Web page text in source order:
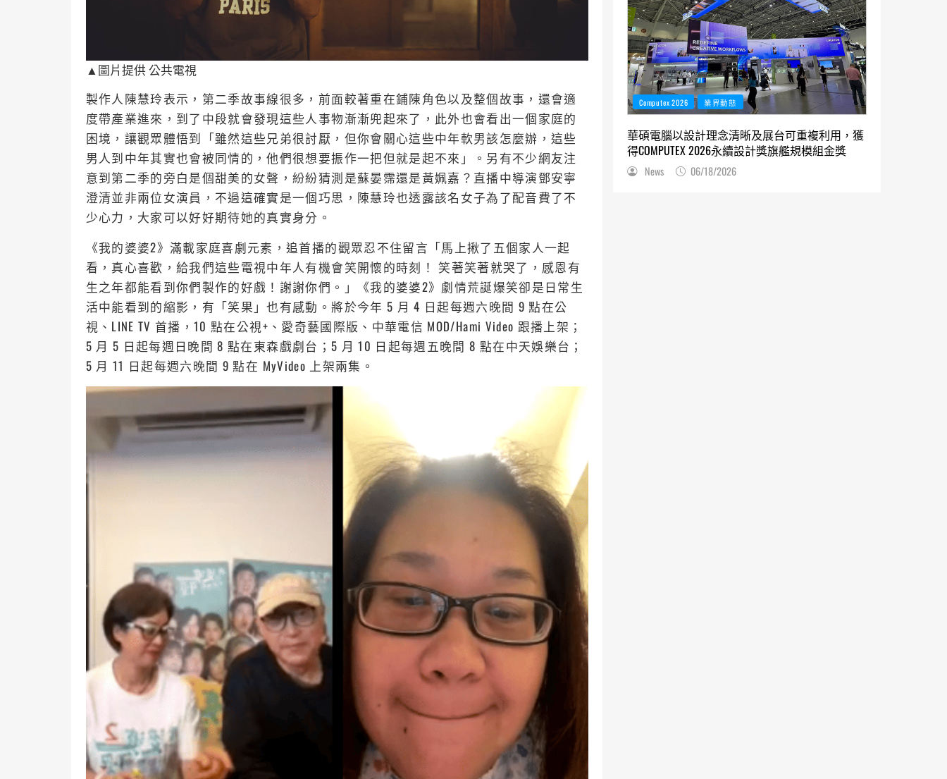
▲圖片提供 公共電視
製作人陳慧玲表示，第二季故事線很多，前面較著重在鋪陳角色以及整個故事，還會適
度帶產業進來，到了中段就會發現這些人事物漸漸兜起來了，此外也會看出一個家庭的
困境，讓觀眾體悟到「雖然這些兄弟很討厭，但你會關心這些中年軟男該怎麼辦，這些
男人到中年其實也會被同情的，他們很想要振作一把但就是起不來」。另有不少網友注
意到第二季的旁白是個甜美的女聲，紛紛猜測是蘇晏霈還是黃姵嘉？直播中導演鄧安寧
澄清並非兩位女演員，不過這確實是一個巧思，陳慧玲也透露該名女子為了配音費了不
少心力，大家可以好好期待她的真實身分。
《我的婆婆2》滿載家庭喜劇元素，追首播的觀眾忍不住留言「馬上揪了五個家人一起
看，真心喜歡，給我們這些電視中年人有機會笑開懷的時刻！ 笑著笑著就哭了，感恩有
生之年都能看到你們製作的好戲！謝謝你們。」《我的婆婆2》劇情荒誕爆笑卻是日常生
活中能看到的縮影，有「笑果」也有感動。將於今年 5 月 4 日起每週六晚間 9 點在公
視、LINE TV 首播，10 點在公視+、愛奇藝國際版、中華電信 MOD/Hami Video 跟播上架；
5 月 5 日起每週日晚間 8 點在東森戲劇台；5 月 10 日起每週五晚間 8 點在中天娛樂台；
5 月 11 日起每週六晚間 9 點在 MyVideo 上架兩集。
Computex 2026 業界動態
華碩電腦以設計理念清晰及展台可重複利用，獲
得COMPUTEX 2026永續設計獎旗艦規模組金獎
News 06/18/2026